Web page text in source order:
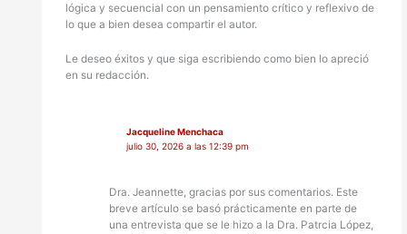
lógica y secuencial con un pensamiento crítico y reflexivo de
lo que a bien desea compartir el autor.
Le deseo éxitos y que siga escribiendo como bien lo apreció
en su redacción.
Jacqueline Menchaca
julio 30, 2026 a las 12:39 pm
Dra. Jeannette, gracias por sus comentarios. Este
breve artículo se basó prácticamente en parte de
una entrevista que se le hizo a la Dra. Patrcia López,